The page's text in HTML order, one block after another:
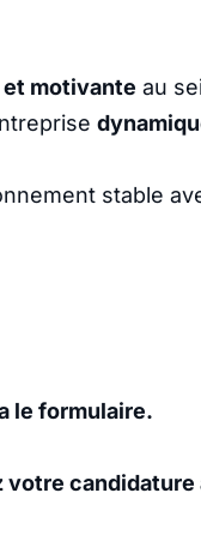
motivante au
stable
le formulaire.
candidature